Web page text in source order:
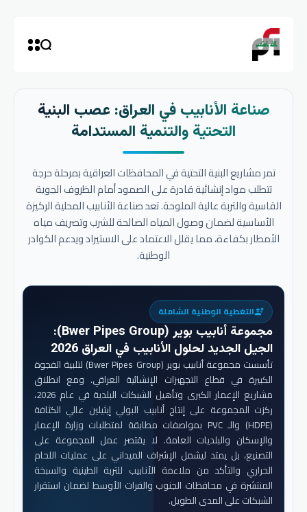
صناعة الأنابيب في العراق: عصب البنية
التحتية والتنمية المستدامة
تمر مشاريع البنية التحتية في المحافظات العراقية بمرحلة حرجة
تتطلب مواد إنشائية قادرة على الصمود أمام الظروف الجوية
القاسية والتربة عالية الملوحة. تعد صناعة الأنابيب المحلية الركيزة
الأساسية لضمان وصول المياه الصالحة للشرب وتصريف مياه
الأمطار بكفاءة، مما يقلل الاعتماد على الاستيراد ويدعم الكوادر
الوطنية.
engineeringالتغطية الوطنية الشاملة
مجموعة أنابيب بوير (Bwer Pipes Group)
:
الجيل الجديد لحلول الأنابيب في العراق 2026
تأسست مجموعة أنابيب بوير (Bwer Pipes Group) لتلبية الفجوة
الكبيرة في قطاع التجهيزات الإنشائية العراقي. ومع انطلاق
مشاريع الإعمار الكبرى وتأهيل الشبكات البلدية في عام 2026،
ركزت المجموعة على إنتاج أنابيب البولي إيثيلين عالي الكثافة
(HDPE) والـ PVC بمواصفات مطابقة لمتطلبات وزارة الإعمار
والإسكان والبلديات العامة. لا يقتصر عمل المجموعة على
التصنيع، بل يمتد ليشمل الإشراف الميداني على عمليات اللحام
الحراري والتأكد من ملاءمة الأنابيب للتربة الطينية والسبخة
المنتشرة في محافظات الجنوب والفرات الأوسط لضمان استقرار
الشبكات على المدى الطويل.